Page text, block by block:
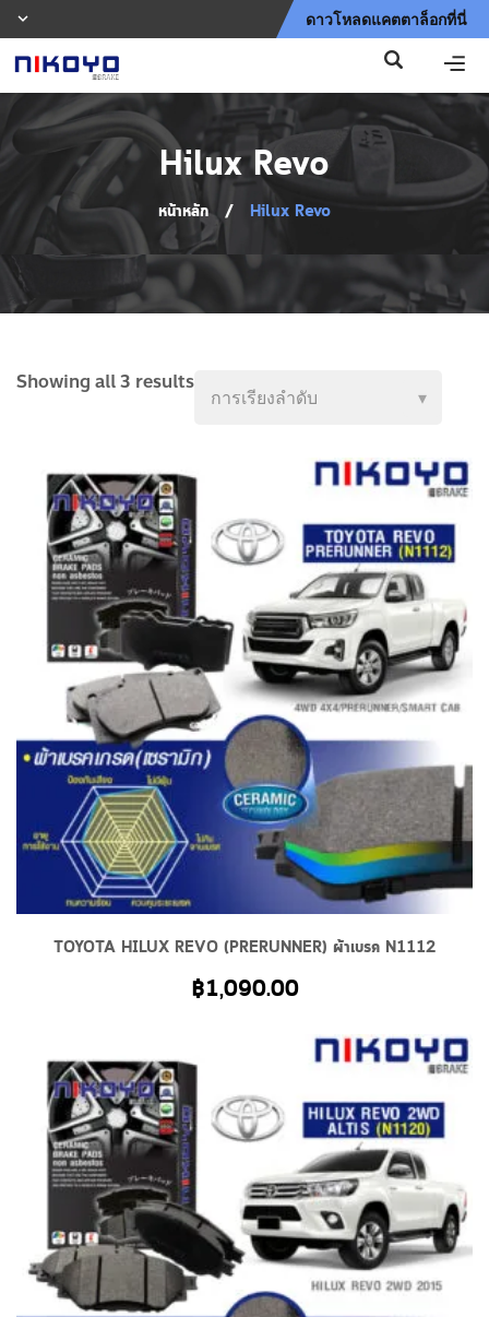
ดาวโหลดแคตตาล็อกที่นี่
Hilux Revo
หน้าหลัก / Hilux Revo
Showing all 3 results
TOYOTA HILUX REVO (PRERUNNER) ผ้าเบรค N1112
฿1,090.00